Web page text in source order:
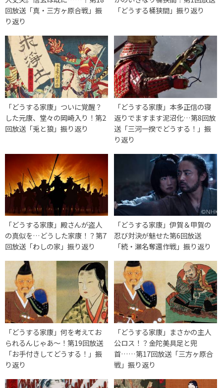
回放送「真・三方ヶ原合戦」振
り返り
「どうする桶狭間」振り返り
「どうする家康」ついに覚醒？
した元康、堂々の岡崎入り！第2
回放送「兎と狼」振り返り
「どうする家康」本多正信の寝
返りでますます泥沼化…第8回放
送「三河一揆でどうする！」振
り返り
「どうする家康」殿さんが盗人
の真似を…どうした家康！？第7
回放送「わしの家」振り返り
「どうする家康」伊賀＆甲賀の
忍び対決が魅せた第6回放送
「続・瀬名奪還作戦」振り返り
「どうする家康」何を考えてお
られるんじゃあ～！第19回放送
「お手付きしてどうする！」振
り返り
「どうする家康」まさかの主人
公ロス！？金陀美具足と兜
首……第17回放送「三方ヶ原合
戦」振り返り